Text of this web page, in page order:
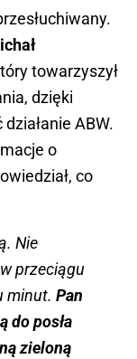
March
towarzyszył
dzięki
ABW.
o
co
Nie
przeciągu
minut. Pan
do posła
zieloną